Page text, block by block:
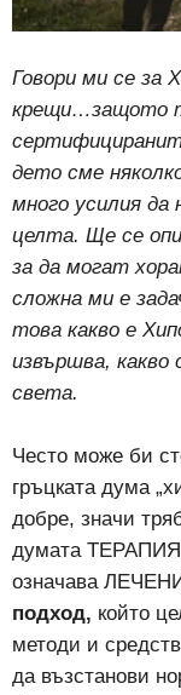
Говори ми се за
крещи…защото
дето сме
много усилия да
целта. Ще се
за да могат
сложна ми е
това какво е
извършва, какво
света.
Често може би
гръцката дума
добре, значи
думата
означава
подход, който
методи и
да възстанови